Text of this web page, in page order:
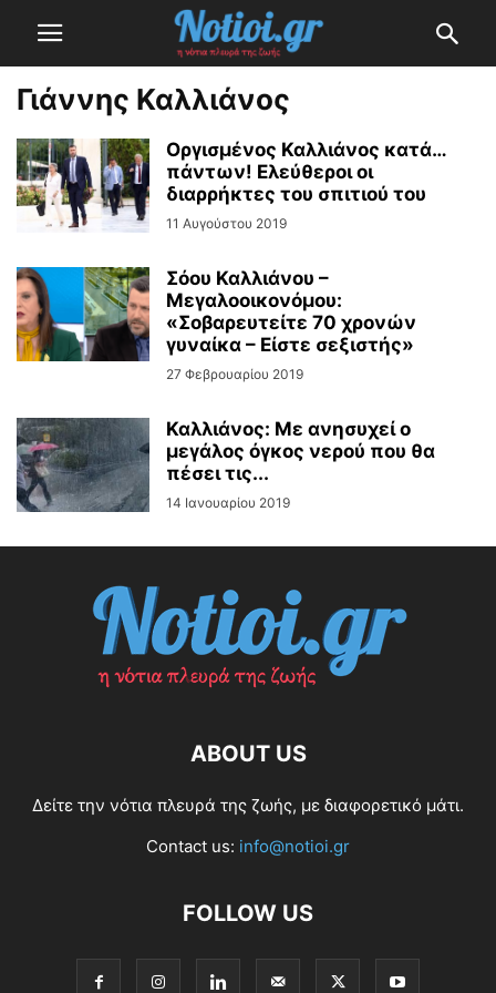
Γιάννης Καλλιάνος
Οργισμένος Καλλιάνος κατά…
πάντων! Ελεύθεροι οι
διαρρήκτες του σπιτιού του
11 Αυγούστου 2019
Σόου Καλλιάνου –
Μεγαλοοικονόμου:
«Σοβαρευτείτε 70 χρονών
γυναίκα – Είστε σεξιστής»
27 Φεβρουαρίου 2019
Καλλιάνος: Με ανησυχεί ο
μεγάλος όγκος νερού που θα
πέσει τις...
14 Ιανουαρίου 2019
ABOUT US
Δείτε την νότια πλευρά της ζωής, με διαφορετικό μάτι.
Contact us: info@notioi.gr
FOLLOW US